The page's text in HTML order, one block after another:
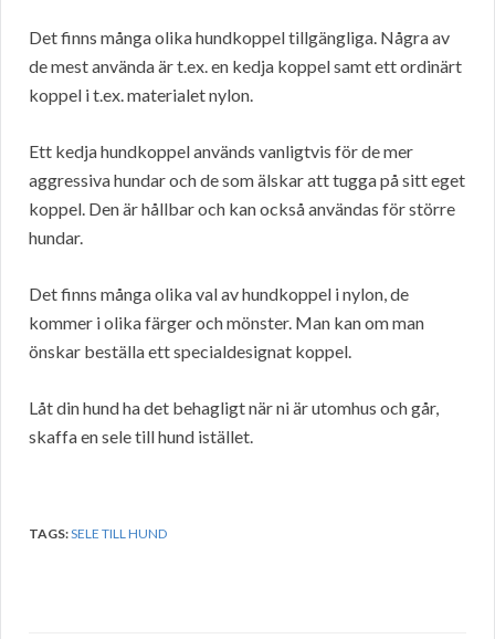
Det finns många olika hundkoppel tillgängliga. Några av
de mest använda är t.ex. en kedja koppel samt ett ordinärt
koppel i t.ex. materialet nylon.
Ett kedja hundkoppel används vanligtvis för de mer
aggressiva hundar och de som älskar att tugga på sitt eget
koppel. Den är hållbar och kan också användas för större
hundar.
Det finns många olika val av hundkoppel i nylon, de
kommer i olika färger och mönster. Man kan om man
önskar beställa ett specialdesignat koppel.
Låt din hund ha det behagligt när ni är utomhus och går,
skaffa en sele till hund istället.
TAGS:SELE TILL HUND